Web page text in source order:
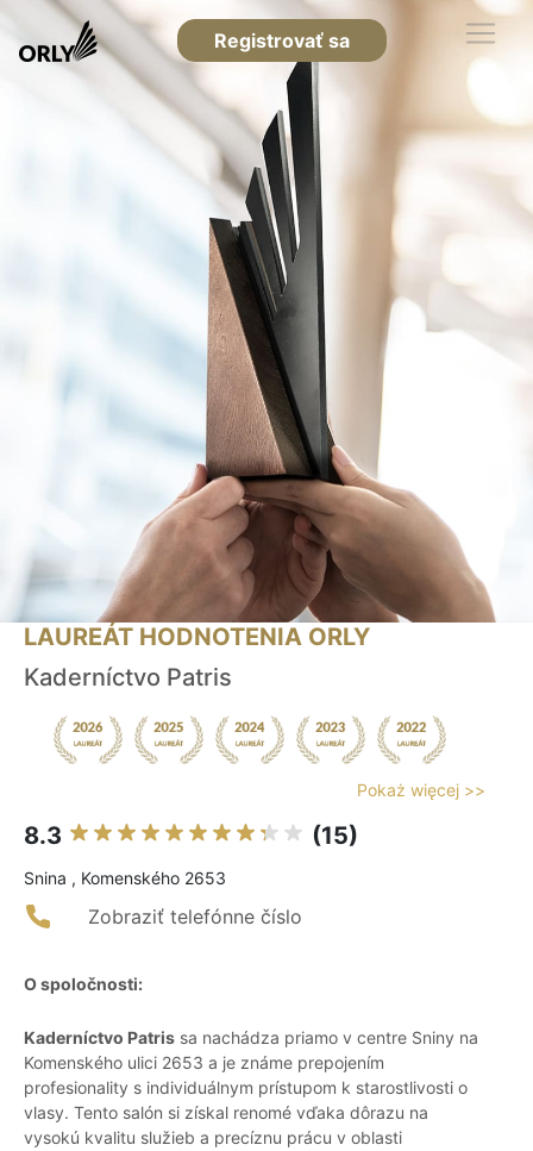
Registrovať sa
LAUREÁT HODNOTENIA ORLY
Kaderníctvo Patris
Pokaż więcej >>
8.3 (15)
Snina , Komenského 2653
Zobraziť telefónne číslo
O spoločnosti:
Kaderníctvo Patris sa nachádza priamo v centre Sniny na
Komenského ulici 2653 a je známe prepojením
profesionality s individuálnym prístupom k starostlivosti o
vlasy. Tento salón si získal renomé vďaka dôrazu na
vysokú kvalitu služieb a precíznu prácu v oblasti